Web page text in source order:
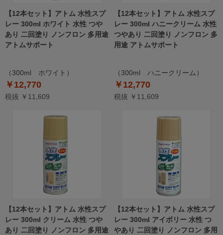
【12本セット】アトム 水性スプ
レー 300ml ホワイト 水性 つや
あり 二回塗り ノンフロン 多用途
アトムサポート
（300ml ホワイト）
￥12,770
税抜 ￥11,609
【12本セット】アトム 水性スプ
レー 300ml ハニークリーム 水性
つやあり 二回塗り ノンフロン 多
用途 アトムサポート
（300ml ハニークリーム）
￥12,770
税抜 ￥11,609
【12本セット】アトム 水性スプ
レー 300ml クリーム 水性 つや
あり 二回塗り ノンフロン 多用途
【12本セット】アトム 水性スプ
レー 300ml アイボリー 水性 つ
やあり 二回塗り ノンフロン 多用